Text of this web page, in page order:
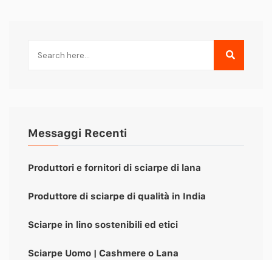
Messaggi Recenti
Produttori e fornitori di sciarpe di lana
Produttore di sciarpe di qualità in India
Sciarpe in lino sostenibili ed etici
Sciarpe Uomo | Cashmere o Lana